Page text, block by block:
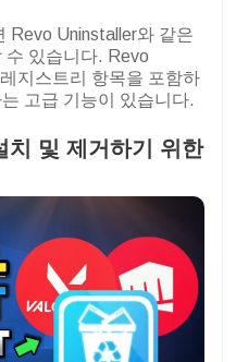
Revo Uninstaller와 같은
수 있습니다. Revo
지스트리 항목을 포함하
고급 기능이 있습니다.
및 제거하기 위한